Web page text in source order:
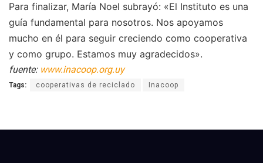
Para finalizar, María Noel subrayó: «El Instituto es una
guía fundamental para nosotros. Nos apoyamos
mucho en él para seguir creciendo como cooperativa
y como grupo. Estamos muy agradecidos».
fuente: www.inacoop.org.uy
Tags: cooperativas de reciclado Inacoop